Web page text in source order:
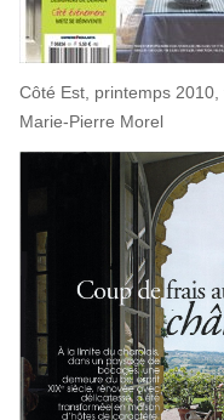
Côté Est, printemps
Marie-Pierre Morel